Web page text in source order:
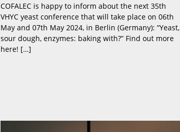
COFALEC is happy to inform about the next 35th
VHYC yeast conference that will take place on 06th
May and 07th May 2024, in Berlin (Germany): “Yeast,
sour dough, enzymes: baking with?” Find out more
here! […]